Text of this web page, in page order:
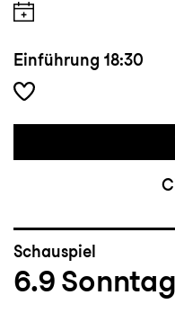
Einführung 18:30
Schauspiel
6.9 Sonntag